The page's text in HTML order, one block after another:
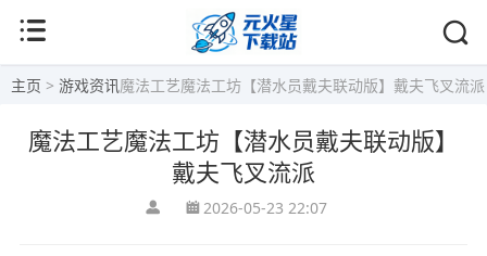
主页 > 游戏资讯魔法工艺魔法工坊【潜水员戴夫联动版】戴夫飞叉流派
魔法工艺魔法工坊【潜水员戴夫联动版】
戴夫飞叉流派
2026-05-23 22:07